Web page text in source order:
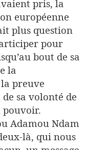
pris, la
européenne
plus question
pour
bout de sa
la
preuve
sa volonté de
pouvoir.
Adamou Ndam
là, qui nous